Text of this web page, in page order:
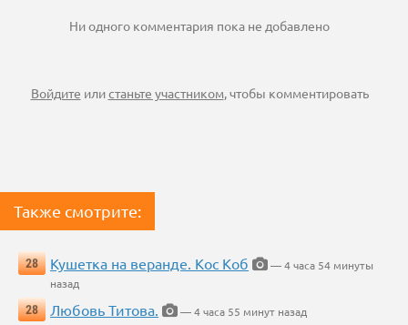
Ни одного комментария пока не добавлено
Войдите илистаньте участником, чтобы комментировать
Также смотрите:
28 Кушетка на веранде. Кос Коб
— 4 часа 54 минуты
назад
28
Любовь Титова.
— 4 часа 55 минут назад